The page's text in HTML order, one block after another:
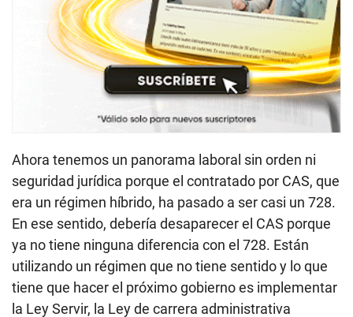
Ahora tenemos un panorama laboral sin orden ni
seguridad jurídica porque el contratado por CAS, que
era un régimen híbrido, ha pasado a ser casi un 728.
En ese sentido, debería desaparecer el CAS porque
ya no tiene ninguna diferencia con el 728. Están
utilizando un régimen que no tiene sentido y lo que
tiene que hacer el próximo gobierno es implementar
la Ley Servir, la Ley de carrera administrativa